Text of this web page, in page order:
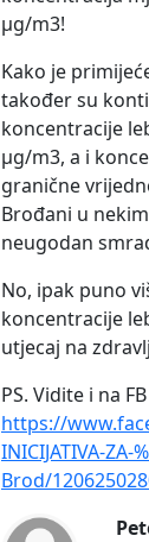
µg/m3!
Kako je
također su
koncentracije
µg/m3, a i
granične
Brođani u
neugodan
No, ipak puno
koncentracije
utjecaj na
PS. Vidite i na
https://
INICIJATIVA-ZA-
Brod/